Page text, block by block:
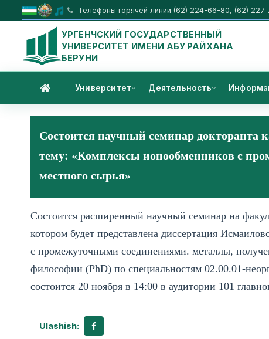
Телефоны горячей линии (62) 224-66-80, (62) 227
УРГЕНЧСКИЙ ГОСУДАРСТВЕННЫЙ
УНИВЕРСИТЕТ ИМЕНИ АБУ РАЙХАНА
БЕРУНИ
Университет Деятельность
Состоится научный семинар
тему: «Комплексы ионообменников с
местного сырья»
Состоится расширенный научный семинар на
котором будет представлена диссертация
с промежуточными соединениями. металлы,
философии (PhD) по специальностям 02.00.01-
состоится 20 ноября в 14:00 в аудитории 101
Ulashish: